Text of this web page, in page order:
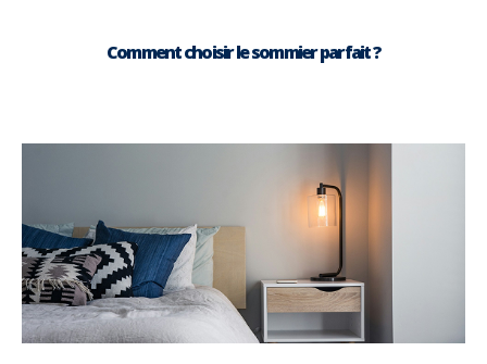
Comment choisir le sommier parfait ?